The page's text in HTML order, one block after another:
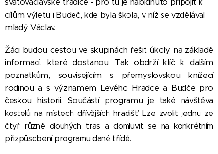
svatováclavské tradice - pro tu je nabídnuto připojit k
cílům výletu i Budeč, kde byla škola, v níž se vzdělával
mladý Václav.
Žáci budou cestou ve skupinách řešit úkoly na základě
informací, které dostanou. Tak obdrží klíč k dalším
poznatkům, souvisejícím s přemyslovskou knížecí
rodinou a s významem Levého Hradce a Budče pro
českou historii. Součástí programu je
také
návštěva
kostelů na místech dřívějších hradišť. Lze zvolit jednu ze
čtyř různě dlouhých tras a domluvit se na konkrétním
přizpůsobení programu dané třídě.